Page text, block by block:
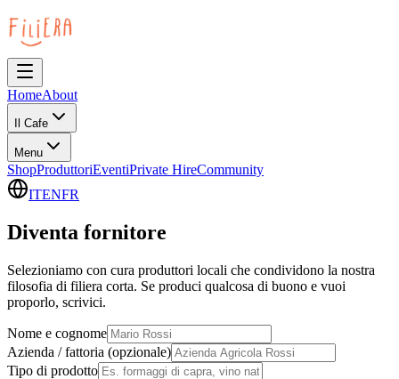
HomeAbout
Il Cafe
Menu
ShopProduttoriEventiPrivate HireCommunity
ITENFR
Diventa fornitore
Selezioniamo con cura produttori locali che condividono la nostra
filosofia di filiera corta. Se produci qualcosa di buono e vuoi
proporlo, scrivici.
Nome e cognome
Azienda / fattoria (opzionale)
Tipo di prodotto